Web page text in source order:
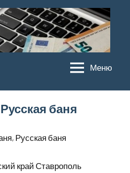
Меню
баня
Русская баня
край Ставрополь